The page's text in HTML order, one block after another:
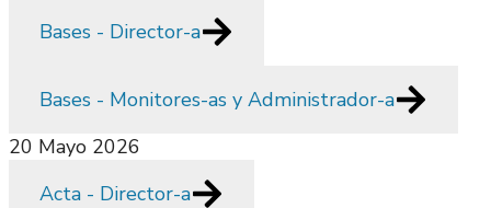
Bases - Director-a
Bases - Monitores-as y Administrador-a
20 Mayo 2026
Acta - Director-a